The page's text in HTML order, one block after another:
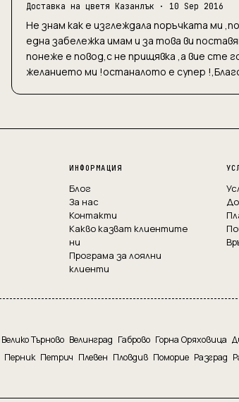
Доставка на цветя Казанлък · 10 Sep 2016
Не знам как е изглеждала поръчката ми
една забележка имам и за това ви
понеже е повод,с не прищявка ,а вие сте
желанието ми !останалото е супер
ИНФОРМАЦИЯ
Блог
За нас
Контакти
Какво казват клиентите
ни
Програма за лоялни
клиенти
Велико Търново Велинград Габрово Горна Оряховица
Перник Петрич Плевен Пловдив Поморие Разград